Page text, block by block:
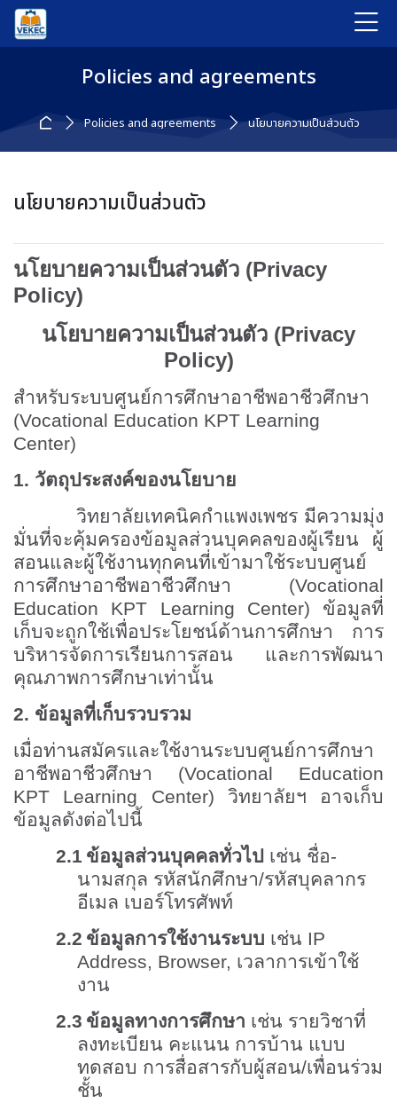
Skip to navigation
Skip to login form
ข้ามไปที่เนื้อหาหลัก
Skip to accessibility options
Skip to footer
Skip accessibility options
Policies and agreements
หน้าหลักPolicies and agreements นโยบายความเป็นส่วนตัว
นโยบายความเป็นส่วนตัว
นโยบายความเป็นส่วนตัว (Privacy
Policy)
นโยบายความเป็นส่วนตัว (Privacy
Policy)
สำหรับระบบศูนย์การศึกษาอาชีพอาชีวศึกษา
(Vocational Education KPT Learning
Center)
1. วัตถุประสงค์ของนโยบาย
วิทยาลัยเทคนิคกำแพงเพชร มีความมุ่ง
มั่นที่จะคุ้มครองข้อมูลส่วนบุคคลของผู้เรียน ผู้
สอนและผู้ใช้งานทุกคนที่เข้ามาใช้ระบบศูนย์
การศึกษาอาชีพอาชีวศึกษา (Vocational
Education KPT Learning Center) ข้อมูลที่
เก็บจะถูกใช้เพื่อประโยชน์ด้านการศึกษา การ
บริหารจัดการเรียนการสอน และการพัฒนา
คุณภาพการศึกษาเท่านั้น
2. ข้อมูลที่เก็บรวบรวม
เมื่อท่านสมัครและใช้งานระบบศูนย์การศึกษา
อาชีพอาชีวศึกษา (Vocational Education
KPT Learning Center) วิทยาลัยฯ อาจเก็บ
ข้อมูลดังต่อไปนี้
2.1 ข้อมูลส่วนบุคคลทั่วไป เช่น ชื่อ-
นามสกุล รหัสนักศึกษา/รหัสบุคลากร
อีเมล เบอร์โทรศัพท์
2.2 ข้อมูลการใช้งานระบบ เช่น IP
Address, Browser, เวลาการเข้าใช้
งาน
2.3 ข้อมูลทางการศึกษา เช่น รายวิชาที่
ลงทะเบียน คะแนน การบ้าน แบบ
ทดสอบ การสื่อสารกับผู้สอน/เพื่อนร่วม
ชั้น